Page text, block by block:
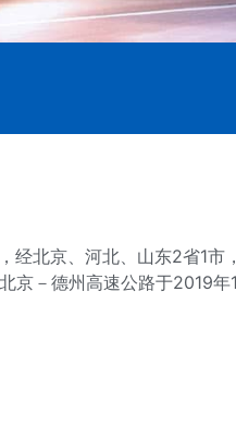
经北京、河北、山东2省1市
京－德州高速公路于2019